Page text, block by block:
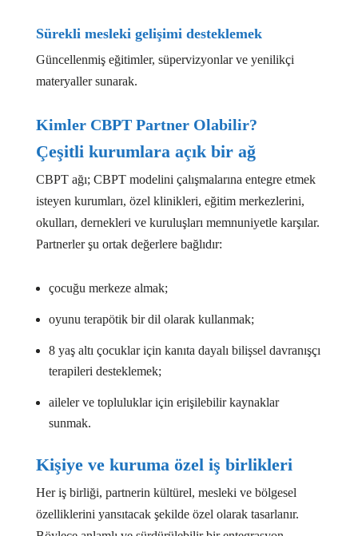
Sürekli mesleki gelişimi desteklemek
Güncellenmiş eğitimler, süpervizyonlar ve yenilikçi
materyaller sunarak.
Kimler CBPT Partner Olabilir?
Çeşitli kurumlara açık bir ağ
CBPT ağı; CBPT modelini çalışmalarına entegre etmek
isteyen kurumları, özel klinikleri, eğitim merkezlerini,
okulları, dernekleri ve kuruluşları memnuniyetle karşılar.
Partnerler şu ortak değerlere bağlıdır:
çocuğu merkeze almak;
oyunu terapötik bir dil olarak kullanmak;
8 yaş altı çocuklar için kanıta dayalı bilişsel davranışçı
terapileri desteklemek;
aileler ve topluluklar için erişilebilir kaynaklar
sunmak.
Kişiye ve kuruma özel iş birlikleri
Her iş birliği, partnerin kültürel, mesleki ve bölgesel
özelliklerini yansıtacak şekilde özel olarak tasarlanır.